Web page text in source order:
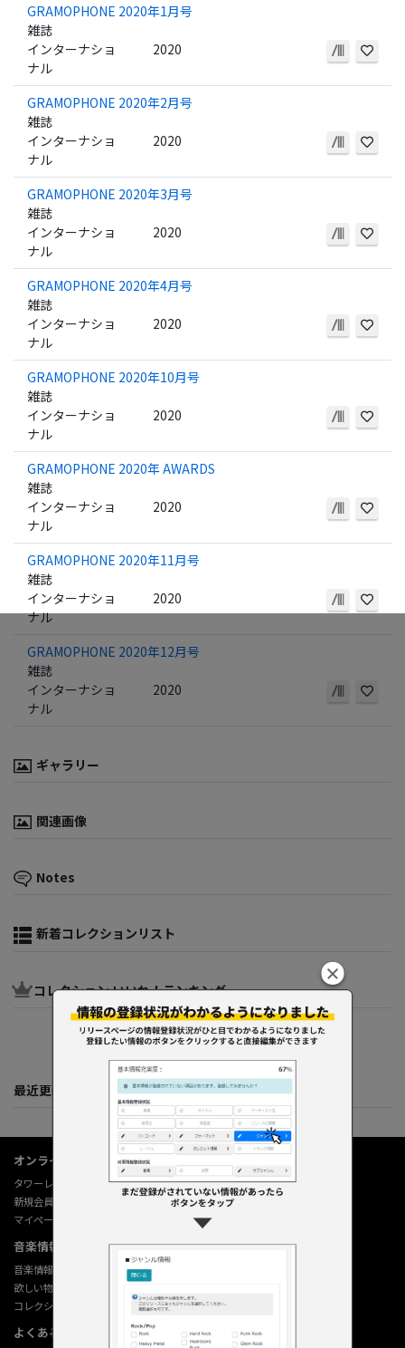
GRAMOPHONE 2020年1月号
雑誌
インターナショ
ナル
2020
GRAMOPHONE 2020年2月号
雑誌
インターナショ
ナル
2020
GRAMOPHONE 2020年3月号
雑誌
インターナショ
ナル
2020
GRAMOPHONE 2020年4月号
雑誌
インターナショ
ナル
2020
GRAMOPHONE 2020年10月号
雑誌
インターナショ
ナル
2020
GRAMOPHONE 2020年 AWARDS
雑誌
インターナショ
ナル
2020
GRAMOPHONE 2020年11月号
雑誌
インターナショ
ナル
2020
GRAMOPHONE 2020年12月号
雑誌
インターナショ
ナル
2020
ギャラリー
関連画像
Notes
新着コレクションリスト
コレクション いいね！ランキング
最近更新してくれた人たち
オンラインショップ情報
タワーレコード オンライン
新規会員登録
マイページ
音楽情報データベース
音楽情報データベース
欲しい物リストの使い方
コレクション機能の使い方
よくあるご質問 (Q&A)